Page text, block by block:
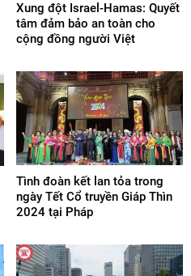
Xung đột Israel-Hamas: Quyết
tâm đảm bảo an toàn cho
cộng đồng người Việt
Tình đoàn kết lan tỏa trong
ngày Tết Cổ truyền Giáp Thìn
2024 tại Pháp